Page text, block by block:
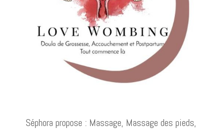
Séphora propose : Massage, Massage des pieds,